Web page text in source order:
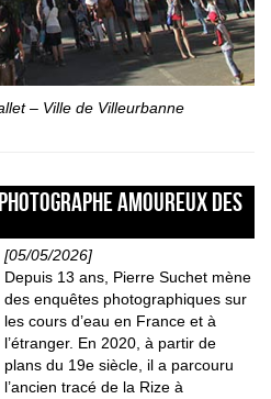
– Ville de Villeurbanne
amoureux des
[05/05/2026]
Depuis 13 ans, Pierre Suchet mène
des enquêtes photographiques sur
les cours d’eau en France et à
l’étranger. En 2020, à partir de
plans du 19e siècle, il a parcouru
l’ancien tracé de la Rize à